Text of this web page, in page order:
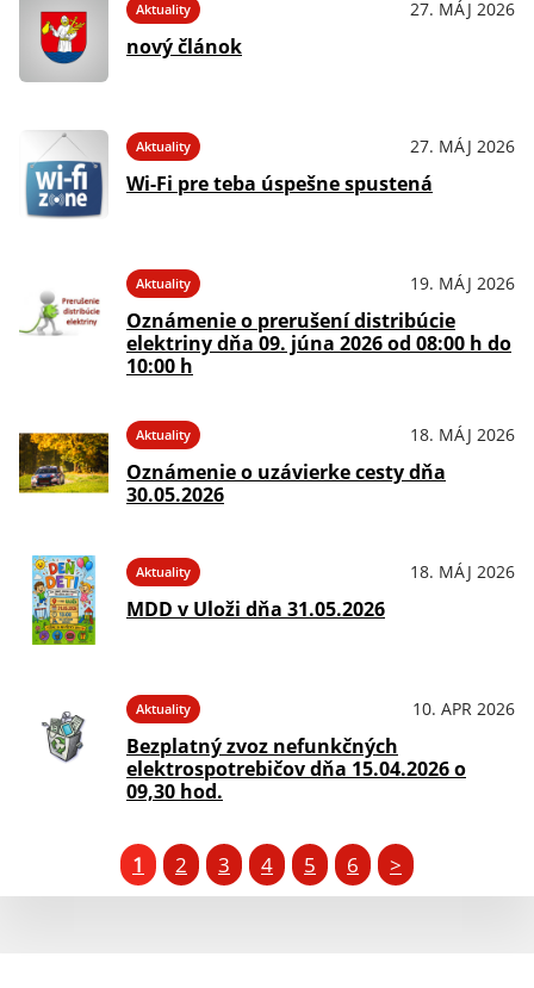
Aktuality 27. MÁJ 2026
nový článok
Aktuality 27. MÁJ 2026
Wi-Fi pre teba úspešne spustená
Aktuality 19. MÁJ 2026
Oznámenie o prerušení distribúcie
elektriny dňa 09. júna 2026 od 08:00 h do
10:00 h
Aktuality 18. MÁJ 2026
Oznámenie o uzávierke cesty dňa
30.05.2026
Aktuality 18. MÁJ 2026
MDD v Uloži dňa 31.05.2026
Aktuality 10. APR 2026
Bezplatný zvoz nefunkčných
elektrospotrebičov dňa 15.04.2026 o
09,30 hod.
1 2 3 4 5 6 >